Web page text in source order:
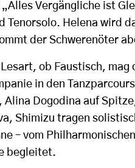
Vergängliche ist
Tenorsolo. Helena wird
der Schwerenöter
ob Faustisch,
in den
Alina Dogodina auf
Shimizu tragen
– vom
begleitet.